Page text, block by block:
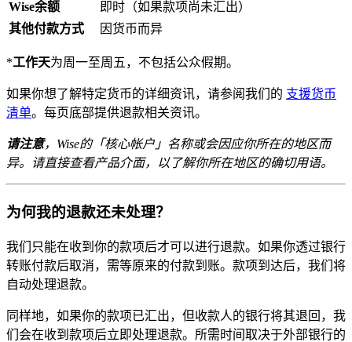
Wise余额
即时（如果款项尚未汇出）
其他付款方式
因货币而异
*工作天为周一至周五，不包括公众假期。
如果你想了解特定货币的详细资讯，请参阅我们的 支援货币
清单。每页底部提供退款相关资讯。
请注意，Wise的「核心帐户」名称或会因应你所在的地区而
异。请直接查看产品介面，以了解你所在地区的确切用语。
为何我的退款还未处理？
我们只能在收到你的款项后才可以进行退款。如果你透过银行
转账付款后取消，需等原来的付款到账。款项到达后，我们将
自动处理退款。
同样地，如果你的款项已汇出，但收款人的银行将其退回，我
们会在收到款项后立即处理退款。所需时间取决于外部银行的